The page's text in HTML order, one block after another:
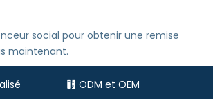
social pour obtenir une remise
maintenant.
 ODM et OEM